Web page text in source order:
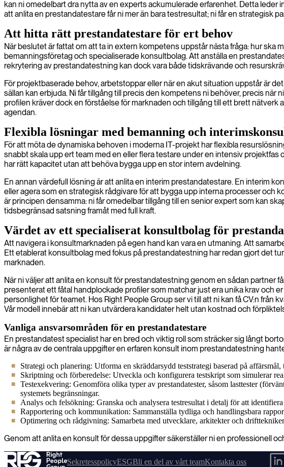
kan ni omedelbart dra nytta av en experts ackumulerade erfarenhet. Detta leder
att anlita en prestandatestare får ni mer än bara testresultat; ni får en strategisk
Att hitta rätt prestandatestare för ert behov
När beslutet är fattat om att ta in extern kompetens uppstår nästa fråga: hur
bemanningsföretag och specialiserade konsultbolag. Att anställa en
rekrytering av prestandatestning kan dock vara både tidskrävande och
För projektbaserade behov, arbetstoppar eller när en akut situation uppstår är
sällan kan erbjuda. Ni får tillgång till precis den kompetens ni behöver, precis
profilen kräver dock en förståelse för marknaden och tillgång till ett brett
agendan.
Flexibla lösningar med bemanning och
För att möta de dynamiska behoven i moderna IT-projekt har flexibla
snabbt skala upp ert team med en eller flera testare under en intensiv
har rätt kapacitet utan att behöva bygga upp en stor intern avdelning.
En annan värdefull lösning är att anlita en interim prestandatestare. En interim
eller agera som en strategisk rådgivare för att bygga upp interna processer
är principen densamma: ni får omedelbar tillgång till en senior expert som kan
tidsbegränsad satsning framåt med full kraft.
Värdet av ett specialiserat konsultbolag för
Att navigera i konsultmarknaden på egen hand kan vara en utmaning. Att
Ett etablerat konsultbolag med fokus på prestandatestning har redan gjort det
marknaden.
När ni väljer att anlita en konsult för prestandatestning genom en sådan partner
presenterat ett fåtal handplockade profiler som matchar just era unika krav och
personlighet för teamet. Hos Right People Group ser vi till att ni kan få CV:n
Vår modell innebär att ni kan utvärdera kandidater helt utan kostnad och
Vanliga ansvarsområden för en prestandatestare
En prestandatest specialist har en bred och viktig roll som sträcker sig långt
är några av de centrala uppgifter en erfaren konsult inom prestandatestning
Strategi och planering: Utforma en skräddarsydd teststrategi baserad på
Skriptning och förberedelse: Utveckla och konfigurera testskript som simulerar
Testexekvering: Genomföra olika typer av prestandatester, såsom lasttester
systemets begränsningar.
Analys och felsökning: Granska och analysera testresultat i detalj för att
Rapportering och kommunikation: Sammanställa tydliga och handlingsbara
Optimering och rådgivning: Samarbeta med utvecklare, arkitekter och
Genom att anlita en konsult för dessa uppgifter säkerställer ni en professionell
SekretesspolicyESGBli en del av vårt teamKontakta oss